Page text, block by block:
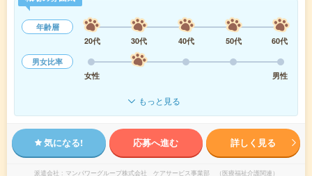
年齢層
20代
30代 40代 50代
60代
男女比率
女性
男性
もっと見る
気になる! 応募へ進む 詳しく見る
派遣会社 マンパワーグループ株式会社 ケアサービス事業部 （医療福祉介護関連）